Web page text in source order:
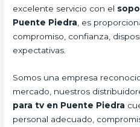
excelente servicio con el
Puente Piedra , es
compromiso, confianza,
expectativas.
Somos una empresa
mercado, nuestros
para tv en Puente Piedra
personal adecuado,